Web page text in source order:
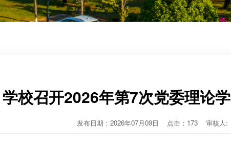
学校召开2026年第7次党委理论
发布日期：2026年07月09日 点击： 173审核人: